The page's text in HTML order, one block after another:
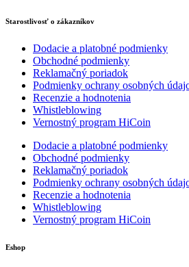
Starostlivosť o zákazníkov
Dodacie a platobné podmienky
Obchodné podmienky
Reklamačný poriadok
Podmienky ochrany osobných
Recenzie a hodnotenia
Whistleblowing
Vernostný program HiCoin
Dodacie a platobné podmienky
Obchodné podmienky
Reklamačný poriadok
Podmienky ochrany osobných
Recenzie a hodnotenia
Whistleblowing
Vernostný program HiCoin
Eshop